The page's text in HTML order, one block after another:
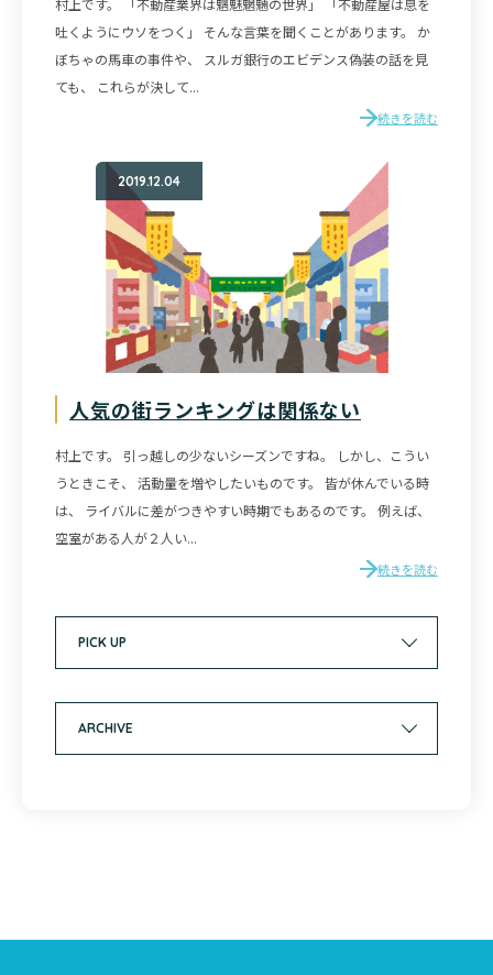
吐くようにウソをつく」 そんな言葉を聞くことがあります。 か
ぼちゃの馬車の事件や、 スルガ銀行のエビデンス偽装の話を見
ても、 これらが決して...
続きを読む
2019.12.04
人気の街ランキングは関係ない
村上です。 引っ越しの少ないシーズンですね。 しかし、こうい
うときこそ、 活動量を増やしたいものです。 皆が休んでいる時
は、 ライバルに差がつきやすい時期でもあるのです。 例えば、
空室がある人が２人い...
続きを読む
PICK UP
ARCHIVE